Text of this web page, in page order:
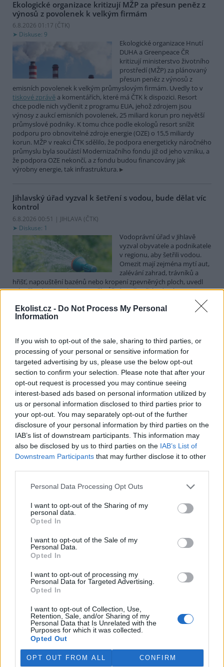
Ekolist.cz - Do Not Process My Personal
Information
If you wish to opt-out of the sale, sharing to third parties, or
processing of your personal or sensitive information for
targeted advertising by us, please use the below opt-out
section to confirm your selection. Please note that after your
opt-out request is processed you may continue seeing
interest-based ads based on personal information utilized by
us or personal information disclosed to third parties prior to
your opt-out. You may separately opt-out of the further
disclosure of your personal information by third parties on the
IAB’s list of downstream participants. This information may
also be disclosed by us to third parties on the IAB’s List of
Downstream Participants that may further disclose it to other
Personal Data Processing Opt Outs
I want to opt-out of the Sharing of my
personal data.
Opted In
I want to opt-out of the Sale of my
Personal Data.
Opted In
I want to opt-out of processing my
Personal Data for Targeted Advertising.
Opted In
I want to opt-out of Collection, Use,
Retention, Sale, and/or Sharing of my
Personal Data that Is Unrelated with the
Purposes for which it was collected.
Opted Out
OPT OUT FROM ALL CONFIRM
Ekologické organizace kritizují MŽP za přesun peněz z
výnosů z povolenek k velkým firmám
6.8.2026 01:17 (ČTK)
Diskuse: 9
Ekologické organizace Hnutí
DUHA a Greenpeace ČR
kritizují ministerstvo životního
prostředí (MŽP) za plánovaný
přesun peněz z výnosů z
emisních povolenek k velkým průmyslovým firmám. Uvedly to v
tiskové zprávě a komentářích, které má ČTK k dispozici. Resort
chce podle nich vyčlenit z programu EUA, jehož zdrojem jsou
výnosy z aukcí emisních povolenek, 25 miliard korun pro největší
průmyslové podniky. K tomu chce podle ekologů resort snížit
podporu pro obnovitelné zdroje energie (OZE) o 15,5 miliardy
korun. MŽP v reakci ČTK sdělilo, že podpora energeticky náročného
průmyslu byla součástí Modernizačního fondu již od jeho vzniku, a
že podpora OZE nekončí, a z fondu budou financovány jak
výrobny energie, tak infrastruktura.
Jihlavský úřad vyzval k šetření s vodou, bude dělat víc
kontrol
6.8.2026 00:51 | JIHLAVA (ČTK)
Diskuse: 1
Vodoprávní úřad v Jihlavě
vyzval obyvatele a podnikatele
v regionu, aby šetřili vodou.
Omezit mají zejména mytí aut,
zalévání zahrad, trávníků a
hřišť, napouštění bazénů nebo kropení zpevněných ploch, uvedl
mluvčí radnice Radovan Daněk. Úřad podle něj bude víc
kontrolovat povolené odběry. Výzva k šetření vodou platí pro
všechny obce spadající pod Jihlavu jako obec s rozšířenou
působností.
Celníci odhalili gang překupníků papoušků, zajistili
stovku ptáků
5.8.2026 20:13 (ČTK)
Celníci odhalili gang
překupníků chráněných druhů
papoušků působící v několika
krajích a zajistili asi stovku
ptáků. S odchytem a
zajištěním zvířat celníkům pomohly zoo v Praze, Zlíně a Ostravě. V
ostravské zahradě také papoušci nalezli dočasné útočiště. V
tiskové zprávě nawebucelníků to oznámila mluvčí Celní správy ČR
Martina Kaňková. Případem se zabývá policie.
pronásledovali velrybáře
Islandské úřady nařídily
vyhoštění 21 aktivistů
pobřežní stráž s policií zabavily
jejich loď, která pronásledovala velrybářské plavidlo. Pasažéři lodi
patřící nadaci kanadsko-amerického ekologického aktivisty Paula
palubě nebyl. Píše o tom agentura AFP s odvoláním na islandskou
policii.
Záchranná stanice v Praze přijímá kvůli vedrům více
volně žijících zvířat
5.8.2026 17:40 | PRAHA (
teplotám pracovníci pražské